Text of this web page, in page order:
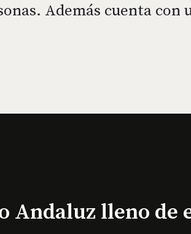
Además cuenta
Andaluz lleno de